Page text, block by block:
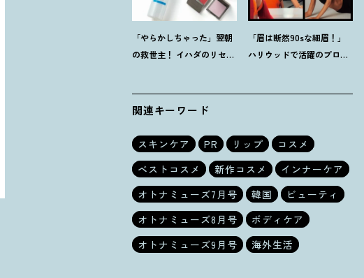
「やらかしちゃった」翌朝
の救世主 ！ イハダのリセッ
「眉は断然90sな細眉 ！ 」
ハリウッドで活躍のプロに
関連キーワード
スキンケア PR リップ
コスメ
ベストコスメ
新作コスメ
インナーケア
オトナミューズ7月号
韓国
ビューティ
オトナミューズ8月号
ボディケア
オトナミューズ9月号
海外生活